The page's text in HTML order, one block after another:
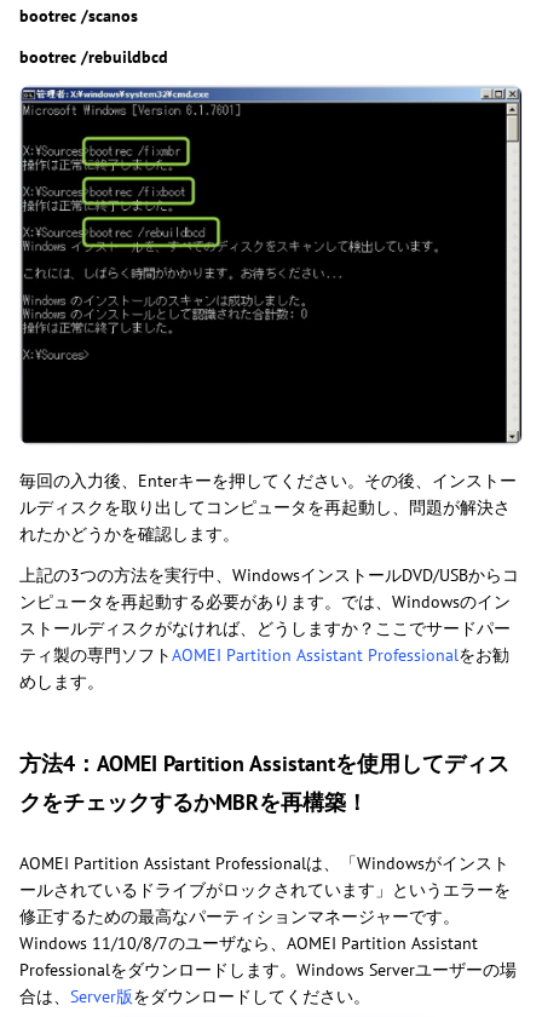
bootrec /scanos
bootrec /rebuildbcd
毎回の入力後、Enterキーを押してください。その後、インストー
ルディスクを取り出してコンピュータを再起動し、問題が解決さ
れたかどうかを確認します。
上記の3つの方法を実行中、WindowsインストールDVD/USBからコ
ンピュータを再起動する必要があります。では、Windowsのイン
ストールディスクがなければ、どうしますか？ここでサードパー
ティ製の専門ソフトAOMEI Partition Assistant Professionalをお勧
めします。
方法4：AOMEI Partition Assistantを使用してディス
クをチェックするかMBRを再構築！
AOMEI Partition Assistant Professionalは、「Windowsがインスト
ールされているドライブがロックされています」というエラーを
修正するための最高なパーティションマネージャーです。
Windows 11/10/8/7のユーザなら、AOMEI Partition Assistant
Professionalをダウンロードします。Windows Serverユーザーの場
合は、 Server版をダウンロードしてください。